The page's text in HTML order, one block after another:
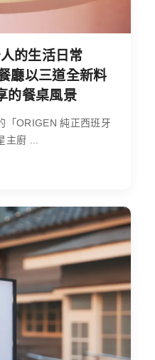
的生活日常
廳以三道全新料
的餐桌風景
「ORIGEN 純正西班牙
主廚 ...